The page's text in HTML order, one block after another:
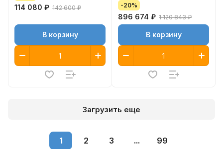
114 080 ₽ 142 600 ₽
В корзину
-20%
896 674 ₽ 1 120 843 ₽
В корзину
Загрузить еще
1 2 3 ... 99